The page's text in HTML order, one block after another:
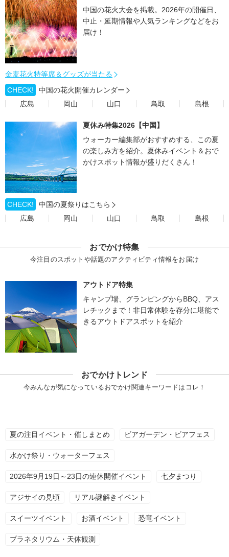
中国の花火大会を掲載。2026年の開催日、
中止・延期情報や人気ランキングなどをお
届け！
金麦花火特等席＆グッズが当たる
CHECK!
中国の花火開催カレンダー
広島
岡山 山口 鳥取 島根
夏休み特集2026【中国】
ウォーカー編集部がおすすめする、この夏
の楽しみ方を紹介。夏休みイベント＆おで
かけスポット情報が盛りだくさん！
CHECK!
中国の夏祭りはこちら
広島
岡山 山口 鳥取 島根
おでかけ特集
今注目のスポットや話題のアクティビティ情報をお届け
アウトドア特集
キャンプ場、グランピングからBBQ、アス
レチックまで！非日常体験を存分に堪能で
きるアウトドアスポットを紹介
おでかけトレンド
今みんなが気になっているおでかけ関連キーワードはコレ！
夏の注目イベント・催しまとめ ビアガーデン・ビアフェス
水かけ祭り・ウォーターフェス
2026年9月19日～23日の連休開催イベント 七夕まつり
アジサイの見頃 リアル謎解きイベント
スイーツイベント お酒イベント 恐竜イベント
プラネタリウム・天体観測